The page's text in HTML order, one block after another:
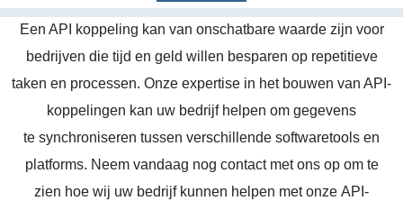
Een API koppeling kan van onschatbare waarde zijn voor
bedrijven die tijd en geld willen besparen op repetitieve
taken en processen. Onze expertise in het bouwen van API-
koppelingen kan uw bedrijf helpen om gegevens
te synchroniseren tussen verschillende softwaretools en
platforms. Neem vandaag nog contact met ons op om te
zien hoe wij uw bedrijf kunnen helpen met onze API-